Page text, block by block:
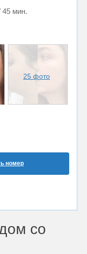
45 мин.
25 фото
номер
со